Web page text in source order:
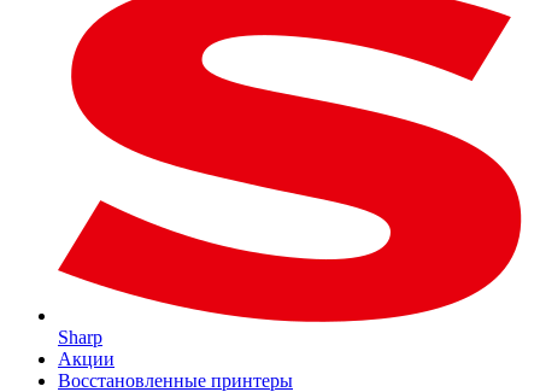
Sharp
Акции
Восстановленные принтеры